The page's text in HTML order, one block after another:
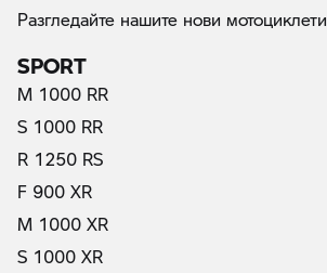
Разгледайте нашите нови мотоциклети
SPORT
M 1000 RR
S 1000 RR
R 1250 RS
F 900 XR
M 1000 XR
S 1000 XR